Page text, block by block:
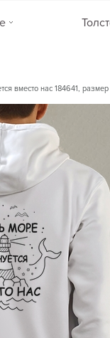
вместо нас 184641,